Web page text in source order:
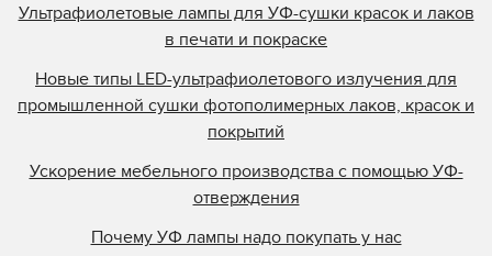
Ультрафиолетовые лампы для УФ-сушки красок и лаков
в печати и покраске
Новые типы LED-ультрафиолетового излучения для
промышленной сушки фотополимерных лаков, красок и
покрытий
Ускорение мебельного производства с помощью УФ-
отверждения
Почему УФ лампы надо покупать у нас